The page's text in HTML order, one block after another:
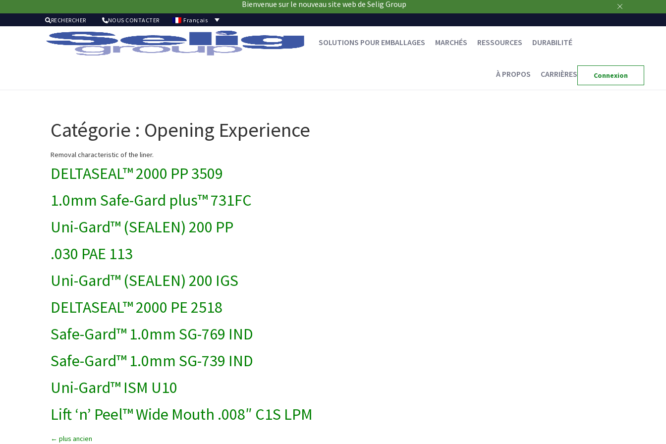
Bienvenue sur le nouveau site web de Selig Group
RECHERCHER NOUS CONTACTER Français
SOLUTIONS POUR EMBALLAGES MARCHÉS RESSOURCES DURABILITÉ
À PROPOS CARRIÈRES Connexion
Catégorie : Opening Experience
Removal characteristic of the liner.
DELTASEAL™ 2000 PP 3509
1.0mm Safe-Gard plus™ 731FC
Uni-Gard™ (SEALEN) 200 PP
.030 PAE 113
Uni-Gard™ (SEALEN) 200 IGS
DELTASEAL™ 2000 PE 2518
Safe-Gard™ 1.0mm SG-769 IND
Safe-Gard™ 1.0mm SG-739 IND
Uni-Gard™ ISM U10
Lift ‘n’ Peel™ Wide Mouth .008″ C1S LPM
← plus ancien